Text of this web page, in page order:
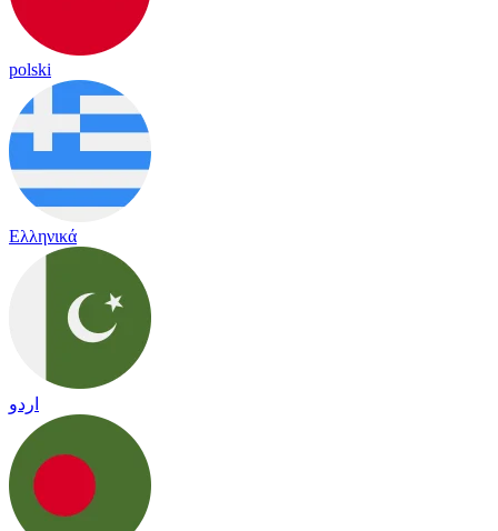
polski
Ελληνικά
اردو